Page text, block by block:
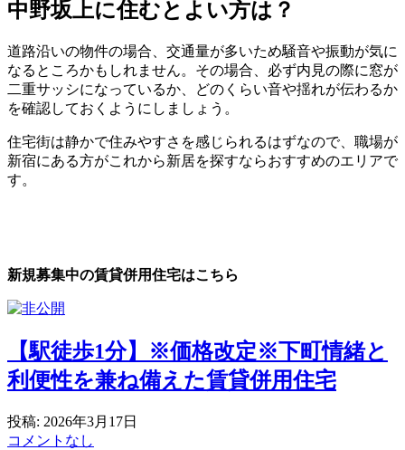
中野坂上に住むとよい方は？
道路沿いの物件の場合、交通量が多いため騒音や振動が気に
なるところかもしれません。その場合、必ず内見の際に窓が
二重サッシになっているか、どのくらい音や揺れが伝わるか
を確認しておくようにしましょう。
住宅街は静かで住みやすさを感じられるはずなので、職場が
新宿にある方がこれから新居を探すならおすすめのエリアで
す。
新規募集中の賃貸併用住宅はこちら
【駅徒歩1分】※価格改定※下町情緒と
利便性を兼ね備えた賃貸併用住宅
投稿: 2026年3月17日
コメントなし